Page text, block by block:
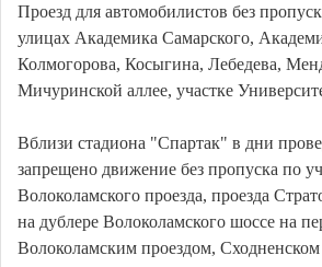
Проезд для автомобилистов без
улицах Академика Самарского,
Колмогорова, Косыгина, Лебедева,
Мичуринской аллее, участке
Вблизи стадиона "Спартак" в дни
запрещено движение без пропуска по
Волоколамского проезда, проезда
на дублере Волоколамского шоссе на
Волоколамским проездом, Сходненском